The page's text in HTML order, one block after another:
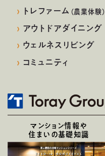
›
トレファーム （農業体験）
› アウトドアダイニング
› ウェルネスリビング
› コミュニティ
マンション情報や
住まいの基礎知識